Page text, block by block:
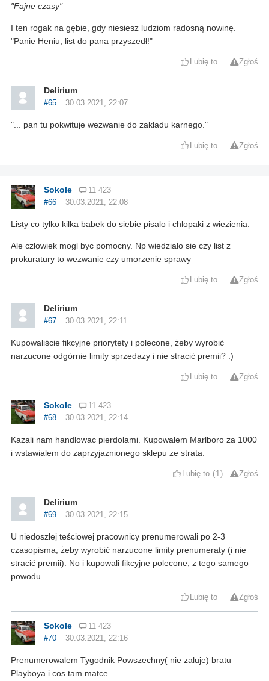
"Fajne czasy"
I ten rogak na gębie, gdy niesiesz ludziom radosną nowinę.
"Panie Heniu, list do pana przyszedł!"
Lubię to Zgłoś
Delirium
#65 30.03.2021, 22:07
"... pan tu pokwituje wezwanie do zakładu karnego."
Lubię to Zgłoś
Sokole
11 423
#66
30.03.2021, 22:08
Listy co tylko kilka babek do siebie pisalo i chlopaki z wiezienia.
Ale czlowiek mogl byc pomocny. Np wiedzialo sie czy list z
prokuratury to wezwanie czy umorzenie sprawy
Lubię to Zgłoś
Delirium
#67 30.03.2021, 22:11
Kupowaliście fikcyjne priorytety i polecone, żeby wyrobić
narzucone odgórnie limity sprzedaży i nie stracić premii? :)
Lubię to Zgłoś
Sokole
11 423
#68
30.03.2021, 22:14
Kazali nam handlowac pierdolami. Kupowalem Marlboro za 1000
i wstawialem do zaprzyjaznionego sklepu ze strata.
Lubię to 1 Zgłoś
Delirium
#69 30.03.2021, 22:15
U niedoszłej teściowej pracownicy prenumerowali po 2-3
czasopisma, żeby wyrobić narzucone limity prenumeraty (i nie
stracić premii). No i kupowali fikcyjne polecone, z tego samego
powodu.
Lubię to Zgłoś
Sokole
11 423
#70
30.03.2021, 22:16
Prenumerowalem Tygodnik Powszechny( nie zaluje) bratu
Playboya i cos tam matce.